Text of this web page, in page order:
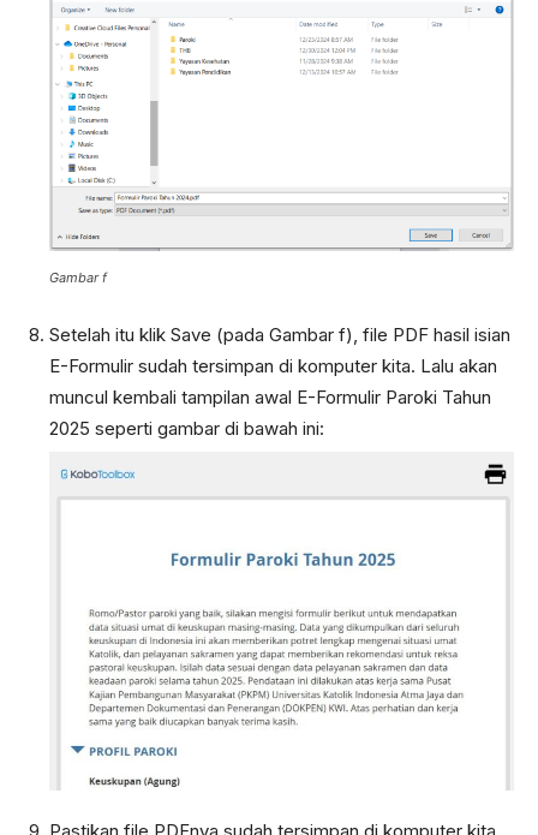
Gambar f
Setelah itu klik Save (pada Gambar f), file PDF hasil isian
E-Formulir sudah tersimpan di komputer kita. Lalu akan
muncul kembali tampilan awal E-Formulir Paroki Tahun
2025 seperti gambar di bawah ini: